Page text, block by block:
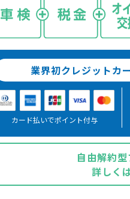
業界初クレジットカ
カード払いでポイント付与
自由解約
詳しく